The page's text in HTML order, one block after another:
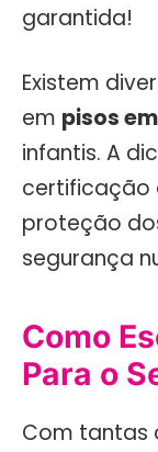
garantida!
Existem
em pisos
infantis. A
certificação
proteção
segurança
Como
Para o
Com tantas